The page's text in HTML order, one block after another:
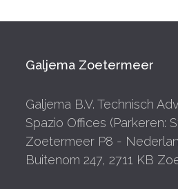
Galjema Zoetermeer
Galjema B.V. Technisch
Spazio Offices (Parkeren:
Zoetermeer P8 -
Buitenom 247, 2711 KB